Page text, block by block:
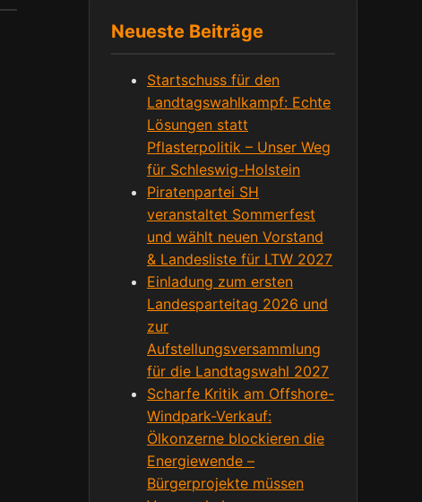
Neueste Beiträge
Startschuss für den
Landtagswahlkampf: Echte
Lösungen statt
Pflasterpolitik – Unser Weg
für Schleswig-Holstein
Piratenpartei SH
veranstaltet Sommerfest
und wählt neuen Vorstand
& Landesliste für LTW 2027
Einladung zum ersten
Landesparteitag 2026 und
zur
Aufstellungsversammlung
für die Landtagswahl 2027
Scharfe Kritik am Offshore-
Windpark-Verkauf:
Ölkonzerne blockieren die
Energiewende –
Bürgerprojekte müssen